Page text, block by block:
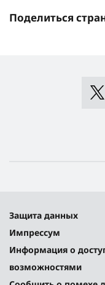
Поделиться
Защита данных
Импрессум
Информация о
возможностями